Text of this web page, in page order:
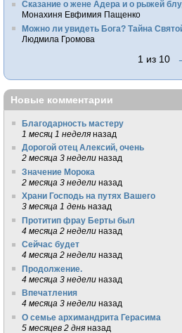
Сказание о жене Адера и о рыжей
Монахиня Евфимия Пащенко
Можно ли увидеть Бога? Тайна
Людмила Громова
1 из 10
Новые комментарии
Благодарность мастеру
1 месяц 1 неделя назад
Дорогой отец Алексий, очень
2 месяца 3 недели назад
Значение Морока
2 месяца 3 недели назад
Храни Господь на путях Вашего
3 месяца 1 день назад
Протитип фрау Берты был
4 месяца 2 недели назад
Сейчас будет
4 месяца 2 недели назад
Продолжение.
4 месяца 3 недели назад
Впечатления
4 месяца 3 недели назад
О семье архимандрита Герасима
5 месяцев 2 дня назад